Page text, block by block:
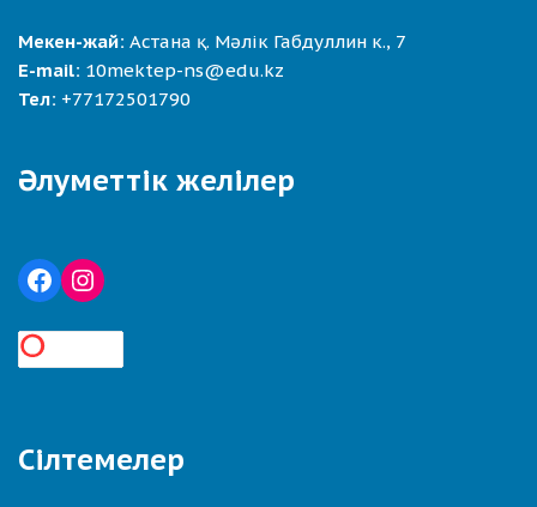
Мекен-жай: Астана қ. Мәлік Габдуллин к., 7
E-mail: 10mektep-ns@edu.kz
Тел: +77172501790
Әлуметтік желілер
Сілтемелер